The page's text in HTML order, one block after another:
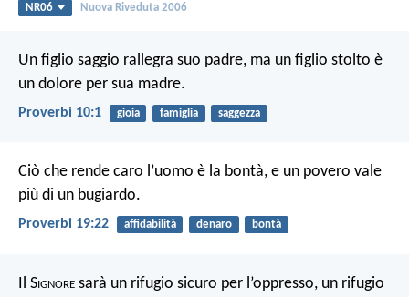
NR06 Nuova Riveduta 2006
Un figlio saggio rallegra suo padre, ma un figlio stolto è
un dolore per sua madre.
Proverbi 10:1 gioia famiglia saggezza
Ciò che rende caro l’uomo è la bontà, e un povero vale
più di un bugiardo.
Proverbi 19:22 affidabilità denaro bontà
Il Signore sarà un rifugio sicuro per l’oppresso, un rifugio